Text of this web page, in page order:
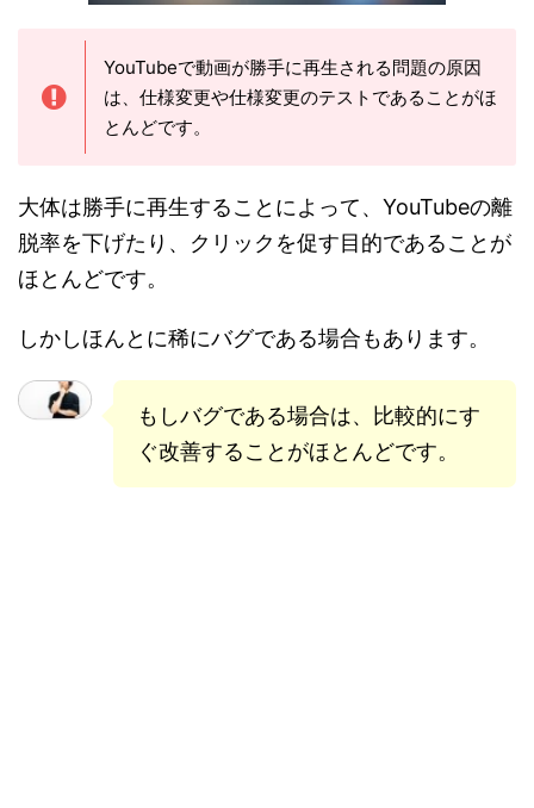
YouTubeで動画が勝手に再生される問題の原因
は、仕様変更や仕様変更のテストであることがほ
とんどです。
大体は勝手に再生することによって、YouTubeの離
脱率を下げたり、クリックを促す目的であることが
ほとんどです。
しかしほんとに稀にバグである場合もあります。
もしバグである場合は、比較的にす
ぐ改善することがほとんどです。